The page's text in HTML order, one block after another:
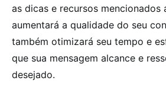
as dicas e recursos mencionados
aumentará a qualidade do seu
também otimizará seu tempo e
que sua mensagem alcance e
desejado.